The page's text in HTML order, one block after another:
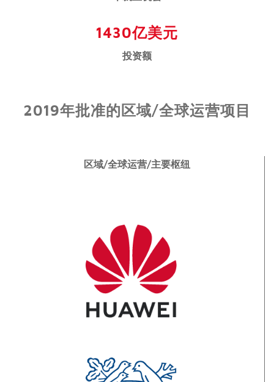
1430亿美元
投资额
2019年批准的区域/全球运营项目
区域/全球运营/主要枢纽